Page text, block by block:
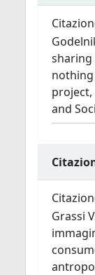
sharing
and
Grassi